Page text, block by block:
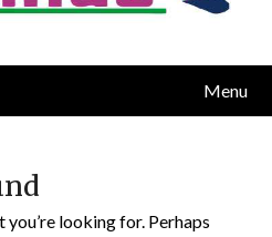
Menu
you’re looking for. Perhaps